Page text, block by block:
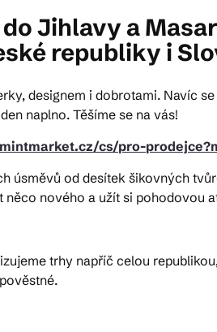
Jihlavy a
republiky i
designem i dobrotami. Navíc
naplno. Těšíme se na vás!
cs/pro-
úsměvů od desítek šikovných
nového a užít si pohodovou
trhy napříč celou